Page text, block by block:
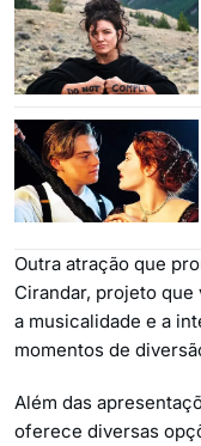
Outra atração que
Cirandar, projeto
a musicalidade e a
momentos de
Além das
oferece diversas